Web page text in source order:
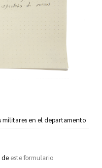
militares en el departamento
a diario esta imagen de la
que esta zona esta
de este formulario